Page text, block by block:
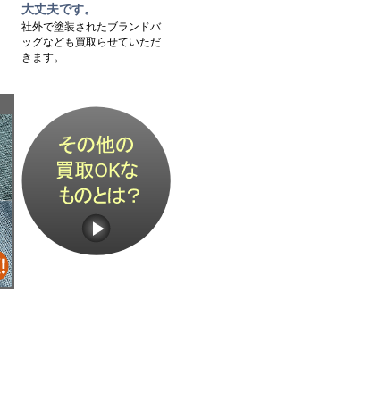
大丈夫です。
社外で塗装されたブランドバ
ッグなども買取らせていただ
きます。